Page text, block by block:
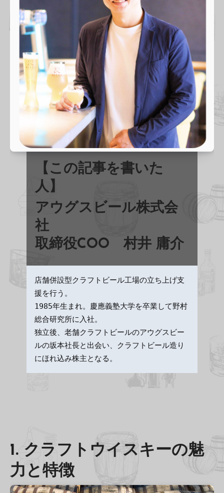
【この記事を書いた
人】
アウグスビール株式会
社
取締役COO 村井 庸介
店舗併設型クラフトビール工場の立ち上げ支
援を行う。
1985年生まれ。慶應義塾大学を卒業して野村
総合研究所に入社。
独立後、老舗クラフトビールのアウグスビー
ルの坂本社長と出会い、クラフトビール造り
にほれ込み株主となる。
1. クラフトウイスキーの魅
力と特徴